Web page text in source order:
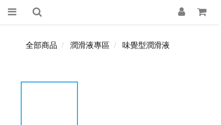
全部商品 潤滑液專區 味覺型潤滑液